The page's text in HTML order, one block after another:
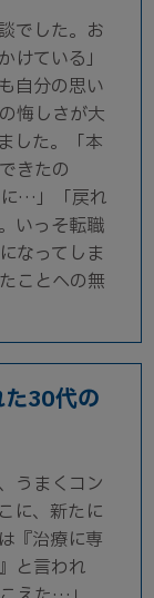
でした。お
けている」
自分の思い
悔しさが大
した。「本
きたの
…」「戻れ
いっそ転職
なってしま
ことへの無
30代の
うまくコン
に、新たに
『治療に専
と言われ